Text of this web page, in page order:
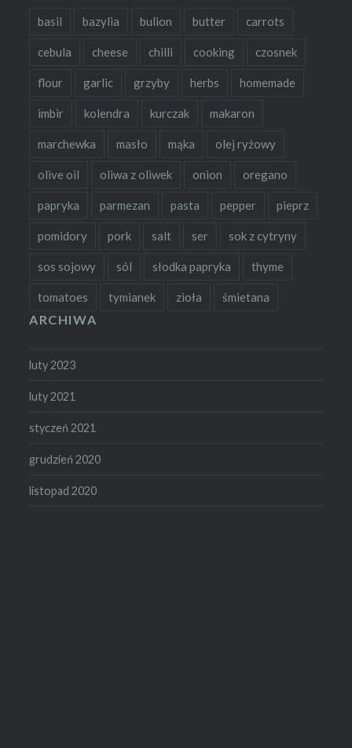
basil bazylia bulion butter carrots
cebula cheese chilli cooking czosnek
flour garlic grzyby herbs homemade
imbir kolendra kurczak makaron
marchewka masło mąka olej ryżowy
olive oil oliwa z oliwek onion oregano
papryka parmezan pasta pepper pieprz
pomidory pork salt ser sok z cytryny
sos sojowy sól słodka papryka thyme
tomatoes tymianek zioła śmietana
ARCHIWA
luty 2023
luty 2021
styczeń 2021
grudzień 2020
listopad 2020